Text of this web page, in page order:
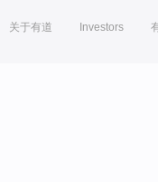
关于有道 Investors